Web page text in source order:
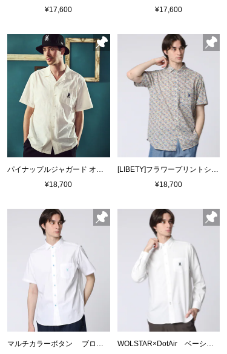
¥17,600
¥17,600
¥18,700
¥18,700
マルチカラーボタン ブロードシャツ
WOLSTAR×DotAir ベーシックボタンダウンシャツ